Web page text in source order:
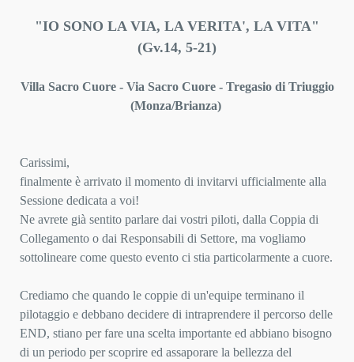
"IO SONO LA VIA, LA VERITA', LA VITA"
(Gv.14, 5-21)
Villa Sacro Cuore - Via Sacro Cuore - Tregasio di Triuggio
(Monza/Brianza)
Carissimi,
finalmente è arrivato il momento di invitarvi ufficialmente alla
Sessione dedicata a voi!
Ne avrete già sentito parlare dai vostri piloti, dalla Coppia di
Collegamento o dai Responsabili di Settore, ma vogliamo
sottolineare come questo evento ci stia particolarmente a cuore.
Crediamo che quando le coppie di un'equipe terminano il
pilotaggio e debbano decidere di intraprendere il percorso delle
END, stiano per fare una scelta importante ed abbiano bisogno
di un periodo per scoprire ed assaporare la bellezza del